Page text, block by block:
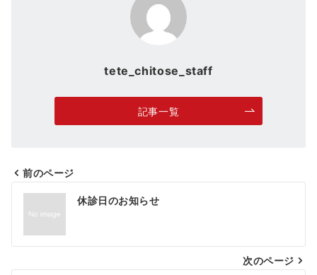
tete_chitose_staff
記事一覧
投
ナ
ビ
前のページ
休診日のお知らせ
次のページ